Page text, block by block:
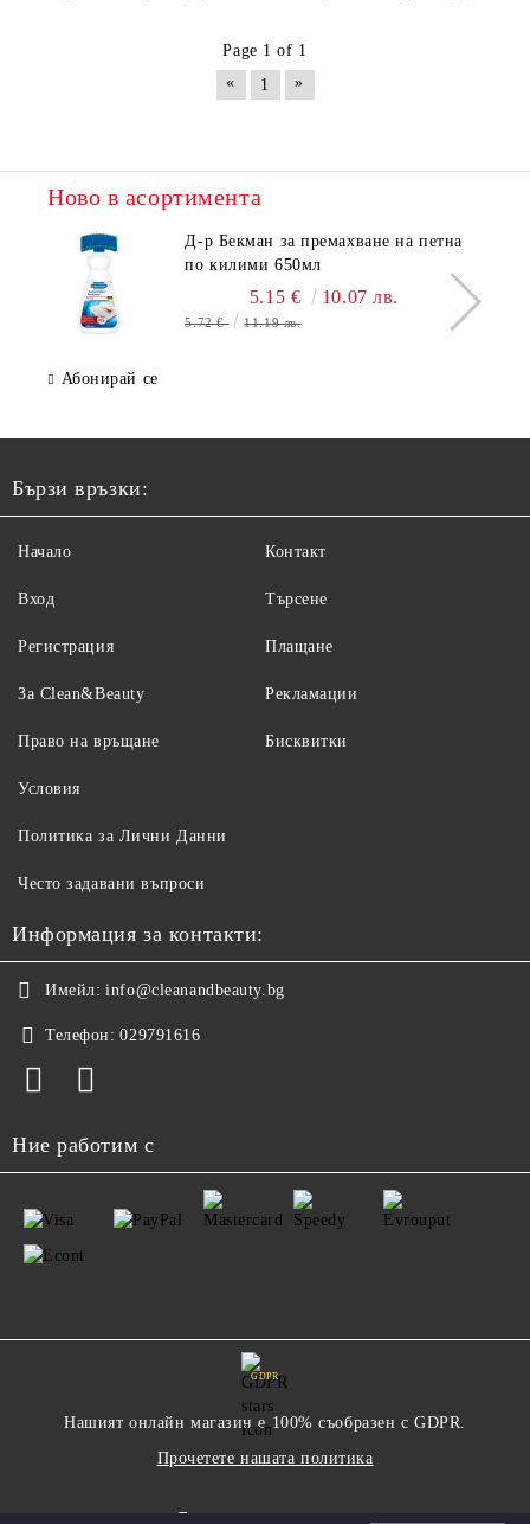
Page 1 of 1
«
1 »
Ново в асортимента
Д-р Бекман за премахване на петна
по килими 650мл
5.15 € 10.07 лв.
5.72 € 11.19 лв.
Абонирай се
Бързи връзки:
Начало
Вход
Регистрация
За Clean&Beauty
Контакт
Търсене
Плащане
Рекламации
Право на връщане
Условия
Политика за Лични Данни
Често задавани въпроси
Бисквитки
Информация за контакти:
Имейл: info@cleanandbeauty.bg
Телефон: 029791616
Ние работим с
GDPR
Нашият онлайн магазин е 100% съобразен с GDPR.
Прочетете нашата политика